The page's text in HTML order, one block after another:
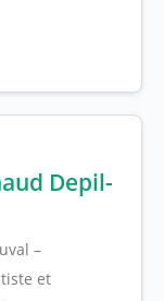
Depil-
–
et